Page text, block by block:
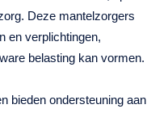
Deze mantelzorgers
en verplichtingen,
belasting kan vormen.
bieden ondersteuning aan